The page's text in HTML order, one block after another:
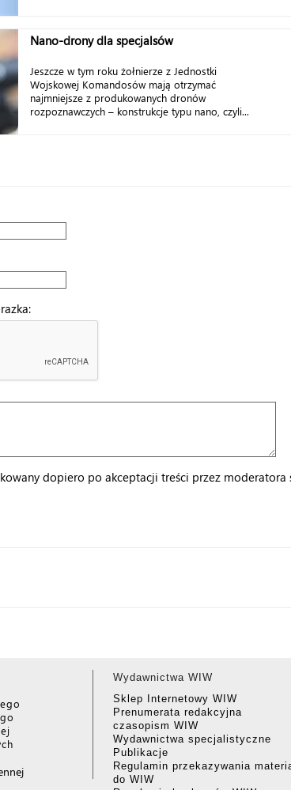
Nano-drony dla specjalsów
Jeszcze w tym roku żołnierze z Jednostki
Wojskowej Komandosów mają otrzymać
najmniejsze z produkowanych dronów
rozpoznawczych – konstrukcje typu nano, czyli...
dopiero po akceptacji treści przez moderatora
Wydawnictwa WIW
Sklep Internetowy WIW
Prenumerata redakcyjna
czasopism WIW
Wydawnictwa specjalistyczne
Publikacje
Regulamin przekazywania
do WIW